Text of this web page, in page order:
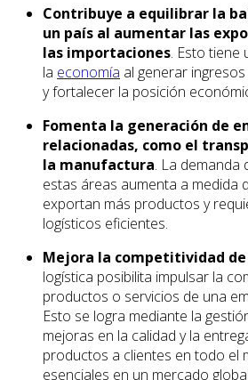
Contribuye a equilibrar la
un país al aumentar las
las importaciones. Esto tiene
la economía al generar
y fortalecer la posición
Fomenta la generación de
relacionadas, como el
la manufactura. La demanda
estas áreas aumenta a medida
exportan más productos y
logísticos eficientes.
Mejora la competitividad de
logística posibilita impulsar la
productos o servicios de una
Esto se logra mediante la
mejoras en la calidad y la
productos a clientes en todo el
esenciales en un mercado